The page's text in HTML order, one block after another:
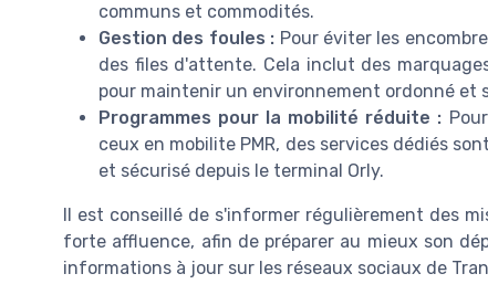
communs et commodités.
Gestion des foules : Pour éviter les
des files d'attente. Cela inclut des
pour maintenir un environnement ordonné et
Programmes pour la mobilité réduite :
ceux en mobilite PMR, des services dédiés
et sécurisé depuis le terminal Orly.
Il est conseillé de s'informer régulièrement des
forte affluence, afin de préparer au mieux son
informations à jour sur les réseaux sociaux de